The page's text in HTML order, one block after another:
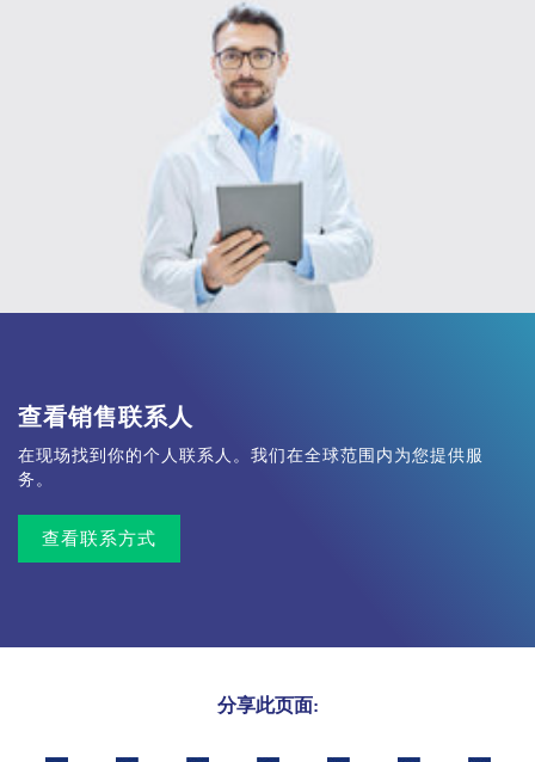
查看销售联系人
在现场找到你的个人联系人。我们在全球范围内为您提供服
务。
查看联系方式
分享此页面: